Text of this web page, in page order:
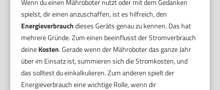
spielst, dir einen anzuschaffen, ist es hilfreich, den
Energieverbrauchdieses Geräts genau zu kennen. Das hat
mehrere Gründe. Zum einen beeinflusst der Stromverbrauch
deineKosten. Gerade wenn der Mähroboter das ganze Jahr
über im Einsatz ist, summieren sich die Stromkosten, und
das solltest du einkalkulieren. Zum anderen spielt der
Energieverbrauch eine wichtige Rolle, wenn dir